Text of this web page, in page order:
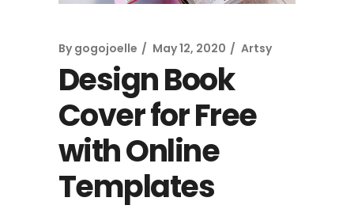
By gogojoelle May 12, 2020 Artsy
Design Book
Cover for Free
with Online
Templates